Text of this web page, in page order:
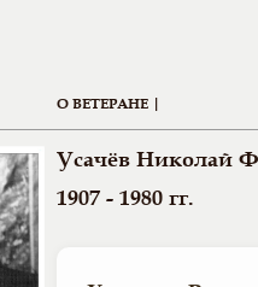
О ВЕТЕРАНЕ |
Усачёв Николай
1907 - 1980 гг.